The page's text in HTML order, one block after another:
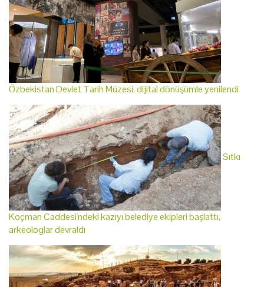
Özbekistan Devlet Tarih Müzesi, dijital dönüşümle yenilendi
Sıtkı
Koçman Caddesi'ndeki kazıyı belediye ekipleri başlattı,
arkeologlar devraldı